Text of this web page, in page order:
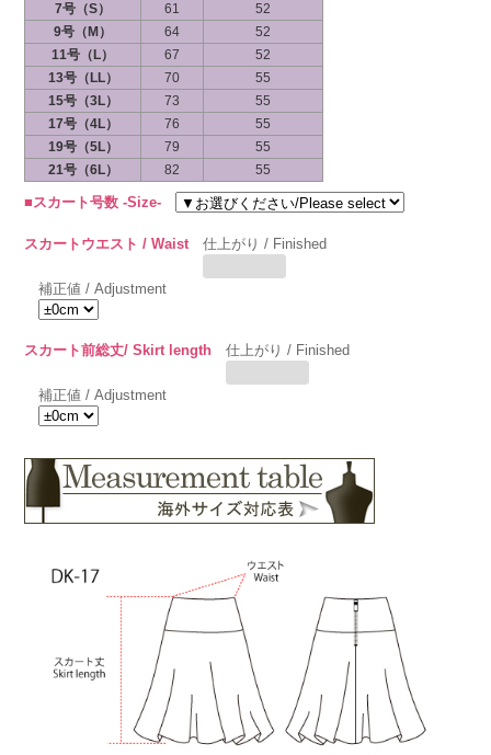
7号（S）
61
52
9号（M）
64
52
11号（L）
67
52
13号（LL）
70
55
15号（3L）
73
55
17号（4L）
76
55
19号（5L）
79
55
21号（6L）
82 55
■スカート号数 -Size-
スカートウエスト / Waist 仕上がり / Finished
補正値 / Adjustment
スカート前総丈/ Skirt length 仕上がり / Finished
補正値 / Adjustment